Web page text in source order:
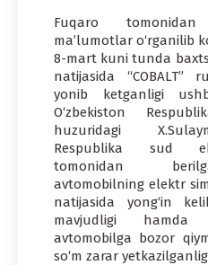
Fuqaro
ma’lumotlar o‘rganilib
8-mart kuni tunda
natijasida “COBALT”
yonib ketganligi
O‘zbekiston
huzuridagi
Respublika sud
tomonidan
avtomobilning elektr
natijasida yong‘in
mavjudligi hamda
avtomobilga bozor
so‘m zarar